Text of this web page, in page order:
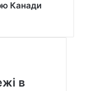
Канади
в